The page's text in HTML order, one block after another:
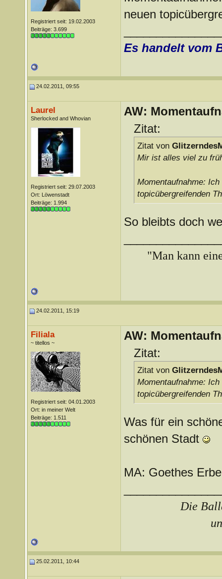
Registriert seit: 19.02.2003
Beiträge: 3.699
neuen
Es handelt vom
24.02.2011, 09:55
Laurel
Sherlocked and Whovian
Registriert seit: 29.07.2003
Ort: Löwenstadt
Beiträge: 1.994
AW:
Zitat:
Zitat von
Mir ist alles viel zu
Momentaufnahme:
topicübergreifenden
So bleibts doch
"Man kann
24.02.2011, 15:19
Filiala
~ titellos ~
Registriert seit: 04.01.2003
Ort: in meiner Welt
Beiträge: 1.511
AW:
Zitat:
Zitat von
Momentaufnahme:
topicübergreifenden
Was für ein
schönen Stadt
MA: Goethes
Die
25.02.2011, 10:44